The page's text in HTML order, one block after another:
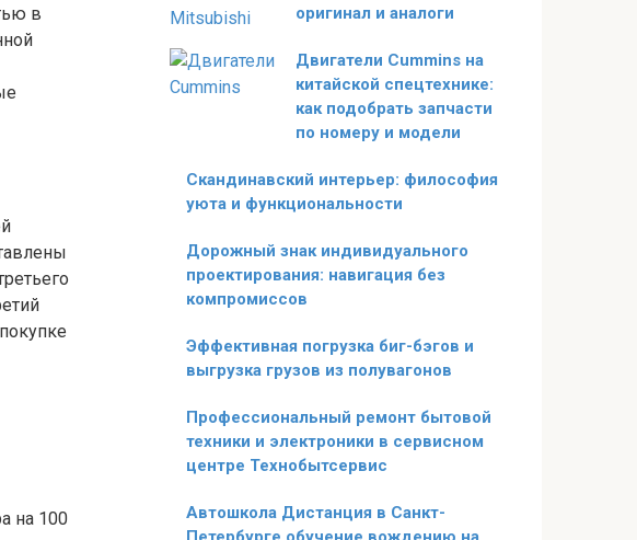
в
на 100
оригинал и аналоги
Двигатели Cummins на
китайской спецтехнике:
как подобрать запчасти
по номеру и модели
Скандинавский интерьер: философия
уюта и функциональности
Дорожный знак индивидуального
проектирования: навигация без
компромиссов
Эффективная погрузка биг-бэгов и
выгрузка грузов из полувагонов
Профессиональный ремонт бытовой
техники и электроники в сервисном
центре Технобытсервис
Автошкола Дистанция в Санкт-